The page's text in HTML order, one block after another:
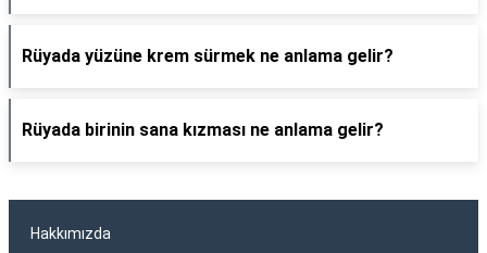
Rüyada yüzüne krem sürmek ne anlama gelir?
Rüyada birinin sana kızması ne anlama gelir?
Hakkımızda